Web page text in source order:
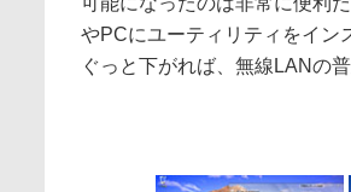
やPCにユーティリティをイン
ぐっと下がれば、無線LANの